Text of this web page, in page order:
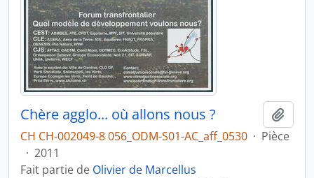
Chère agglo... où allons nous ?
CH CH-002049-8 056_ODM-S01-AC_aff_0530 · Pièce
· 2011
Fait partie de Olivier de Marcellus